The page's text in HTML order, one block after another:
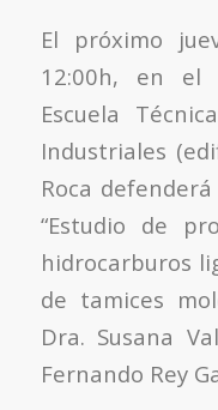
El próximo
12:00h, en el
Escuela
Industriales
Roca
“Estudio de
hidrocarburos
de tamices
Dra. Susana
Fernando Rey